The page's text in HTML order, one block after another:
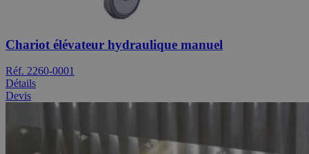
Chariot élévateur hydraulique manuel
Réf. 2260-0001
Détails
Devis